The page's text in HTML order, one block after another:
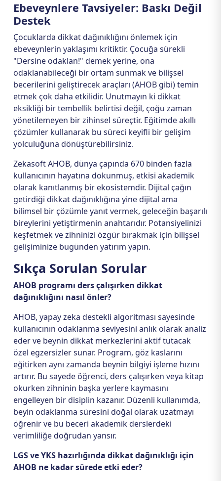
Ebeveynlere Tavsiyeler: Baskı Değil
Destek
Çocuklarda dikkat dağınıklığını önlemek için
ebeveynlerin yaklaşımı kritiktir. Çocuğa sürekli
"Dersine odaklan!" demek yerine, ona
odaklanabileceği bir ortam sunmak ve bilişsel
becerilerini geliştirecek araçları (AHOB gibi) temin
etmek çok daha etkilidir. Unutmayın ki dikkat
eksikliği bir tembellik belirtisi değil, çoğu zaman
yönetilemeyen bir zihinsel süreçtir. Eğitimde akıllı
çözümler kullanarak bu süreci keyifli bir gelişim
yolculuğuna dönüştürebilirsiniz.
Zekasoft AHOB, dünya çapında 670 binden fazla
kullanıcının hayatına dokunmuş, etkisi akademik
olarak kanıtlanmış bir ekosistemdir. Dijital çağın
getirdiği dikkat dağınıklığına yine dijital ama
bilimsel bir çözümle yanıt vermek, geleceğin başarılı
bireylerini yetiştirmenin anahtarıdır. Potansiyelinizi
keşfetmek ve zihninizi özgür bırakmak için bilişsel
gelişiminize bugünden yatırım yapın.
Sıkça Sorulan Sorular
AHOB programı ders çalışırken dikkat
dağınıklığını nasıl önler?
AHOB, yapay zeka destekli algoritması sayesinde
kullanıcının odaklanma seviyesini anlık olarak analiz
eder ve beynin dikkat merkezlerini aktif tutacak
özel egzersizler sunar. Program, göz kaslarını
eğitirken aynı zamanda beynin bilgiyi işleme hızını
artırır. Bu sayede öğrenci, ders çalışırken veya kitap
okurken zihninin başka yerlere kaymasını
engelleyen bir disiplin kazanır. Düzenli kullanımda,
beyin odaklanma süresini doğal olarak uzatmayı
öğrenir ve bu beceri akademik derslerdeki
verimliliğe doğrudan yansır.
LGS ve YKS hazırlığında dikkat dağınıklığı için
AHOB ne kadar sürede etki eder?